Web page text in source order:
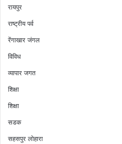
रायपुर
राष्ट्रीय पर्व
रेंगाखार जंगल
विविध
व्यापार जगत
शिक्षा
शिक्षा
सडक
सहसपुर लोहारा